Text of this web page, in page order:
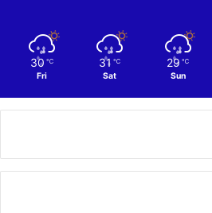
30 ℃
Fri
31 ℃
Sat
29 ℃
Sun